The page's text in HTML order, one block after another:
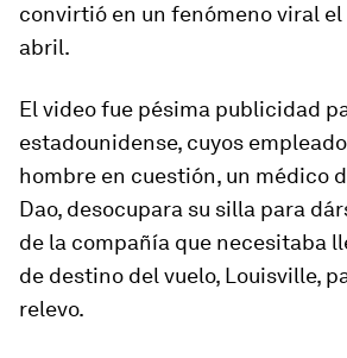
convirtió en un fenómeno viral el
abril.
El video fue pésima publicidad
estadounidense, cuyos
hombre en cuestión, un médico
Dao, desocupara su silla para
de la compañía que necesitaba
de destino del vuelo, Louisville,
relevo.